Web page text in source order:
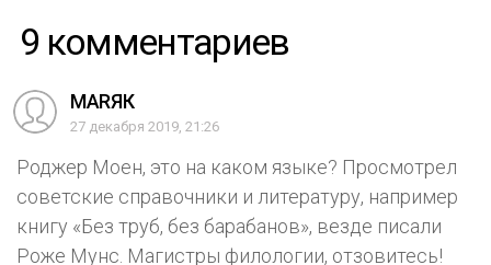
9 комментариев
МАRЯК
27 декабря 2019, 21:26
Роджер Моен, это на каком языке? Просмотрел
советские справочники и литературу, например
книгу «Без труб, без барабанов», везде писали
Роже Мунс. Магистры филологии, отзовитесь!